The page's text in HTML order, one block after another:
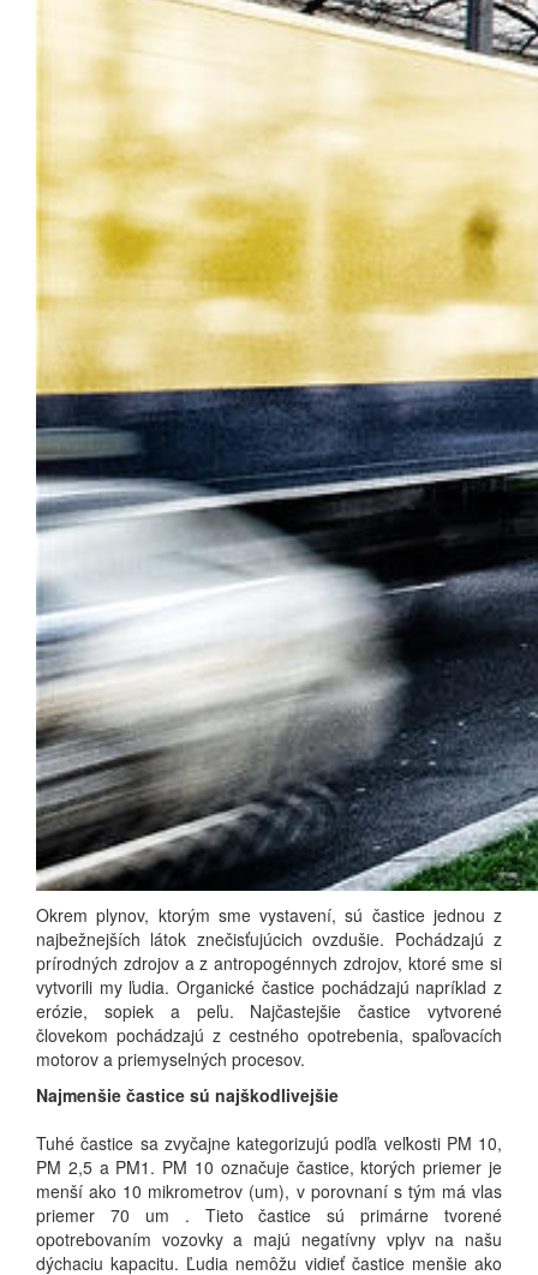
Okrem plynov, ktorým sme vystavení, sú častice jednou z
najbežnejších látok znečisťujúcich ovzdušie. Pochádzajú z
prírodných zdrojov a z antropogénnych zdrojov, ktoré sme si
vytvorili my ľudia.Organické častice pochádzajú napríklad z
erózie, sopiek a peľu. Najčastejšie častice vytvorené
človekom pochádzajú z cestného opotrebenia, spaľovacích
motorov a priemyselných procesov.
Najmenšie častice sú najškodlivejšie
Tuhé častice sa zvyčajne kategorizujú podľa veľkosti PM 10,
PM 2,5 a PM1. PM 10 označuje častice, ktorých priemer je
menší ako 10 mikrometrov (um), v porovnaní s tým má vlas
priemer 70 um . Tieto častice sú primárne tvorené
opotrebovaním vozovky a majú negatívny vplyv na našu
dýchaciu kapacitu. Ľudia nemôžu vidieť častice menšie ako